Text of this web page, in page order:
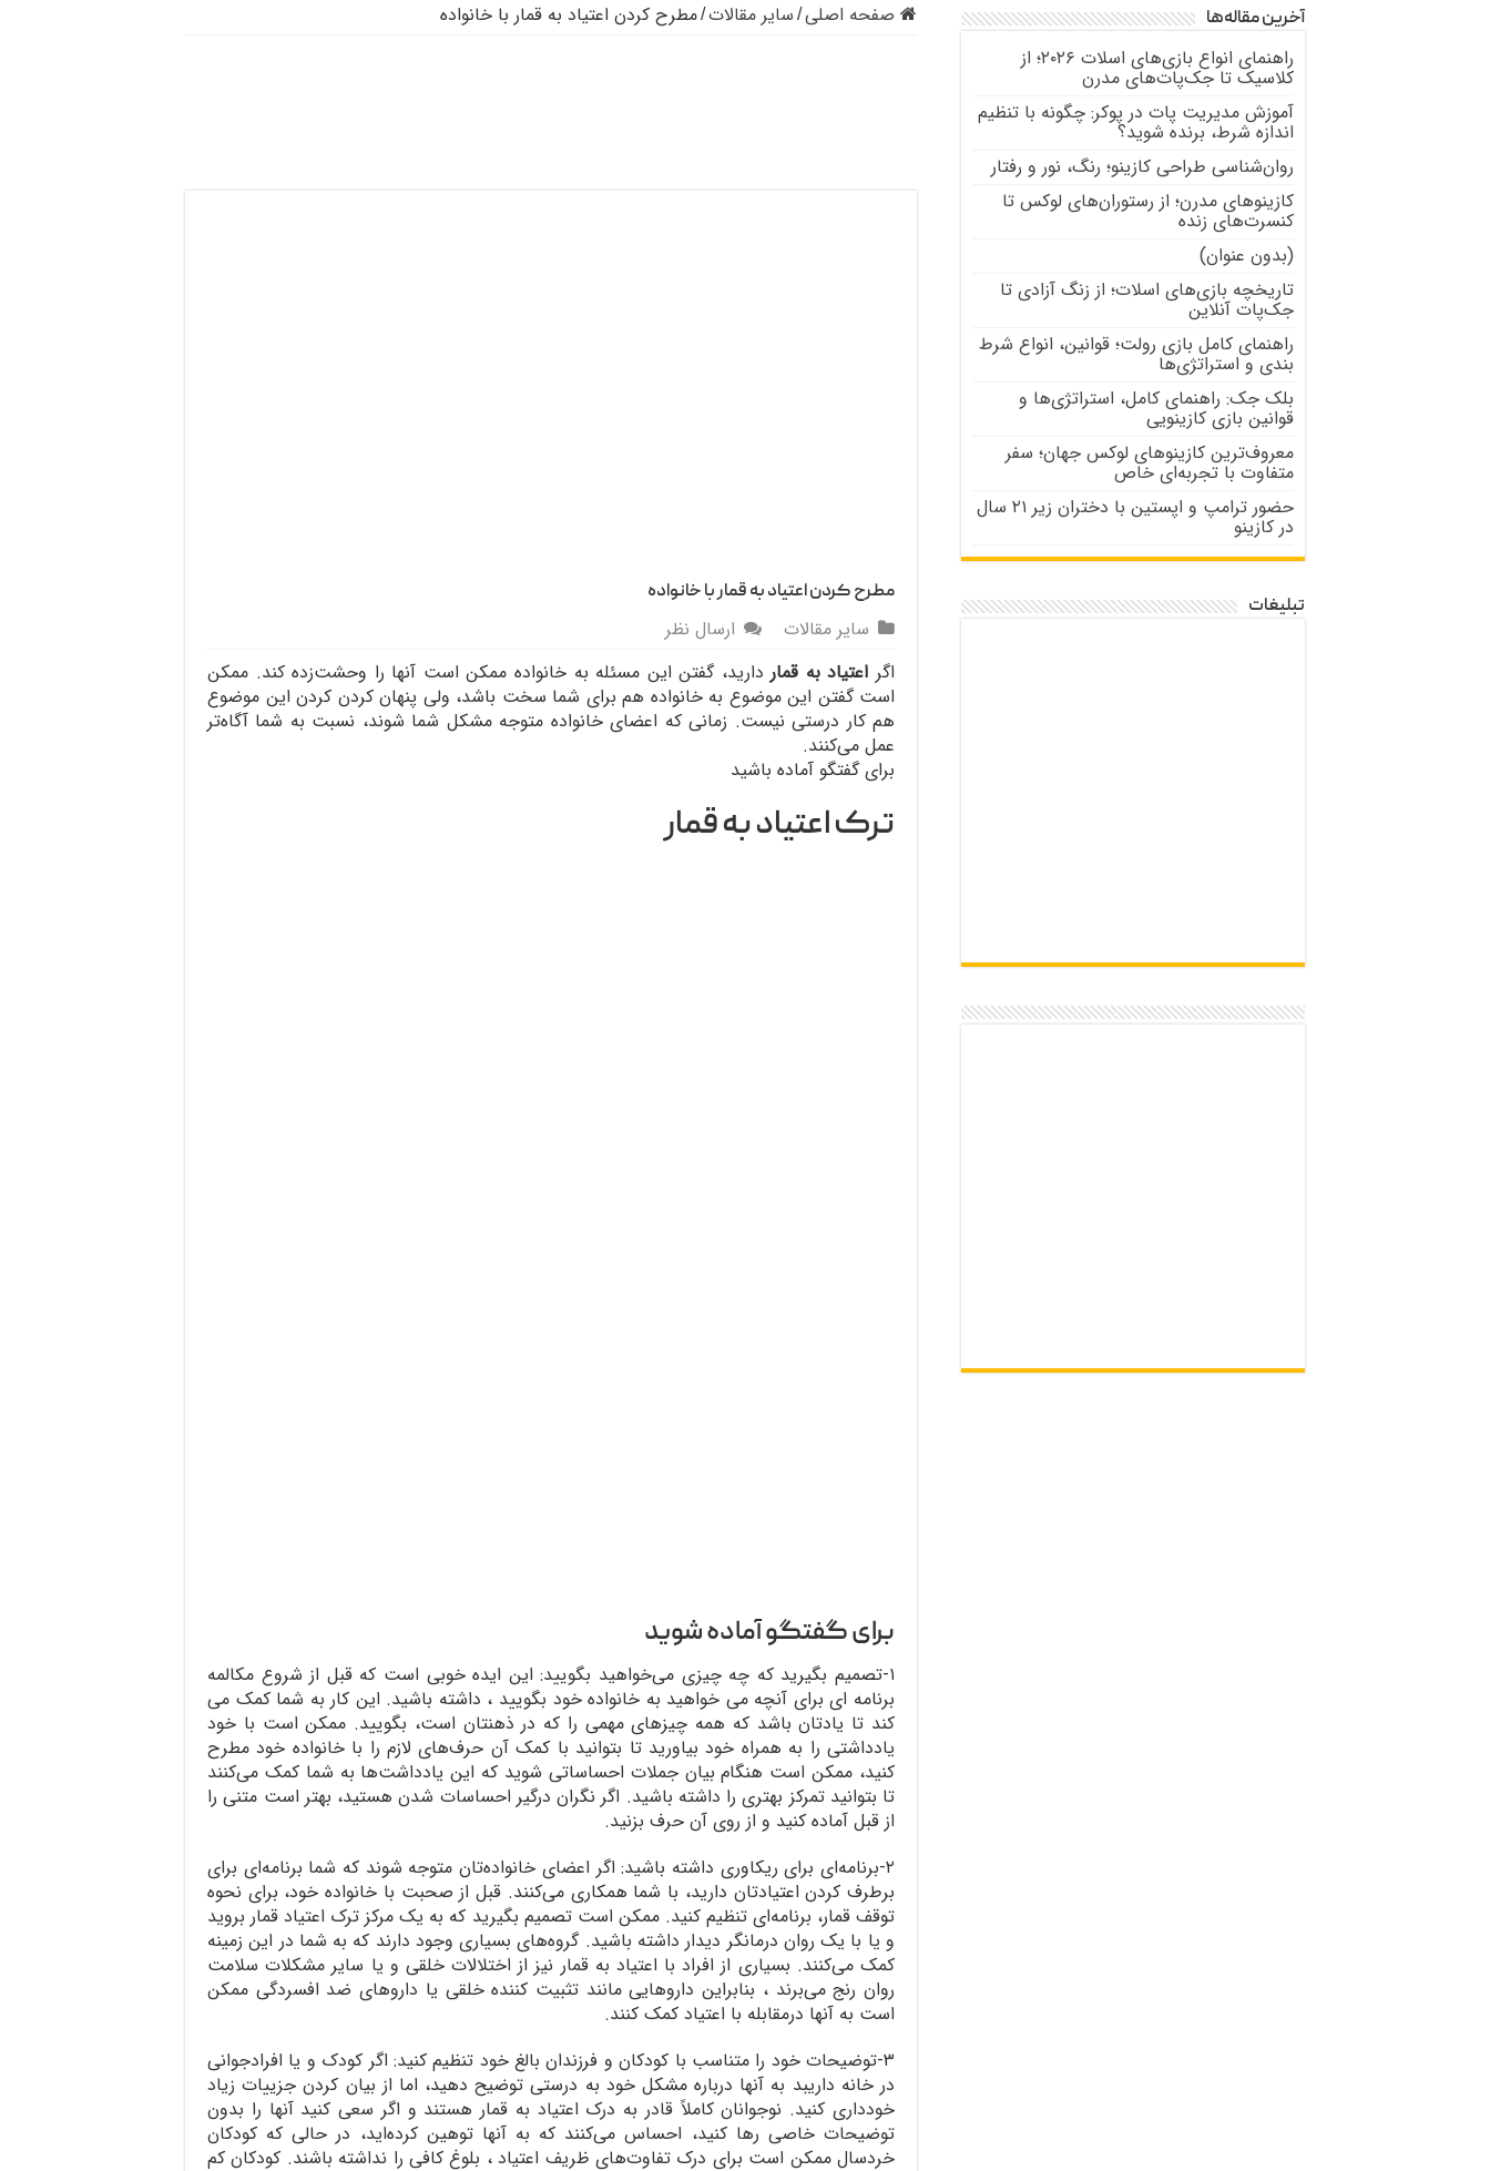
صفحه اصلی/ سایر مقالات/مطرح کردن اعتیاد به قمار با خانواده
مطرح کردن اعتیاد به قمار با خانواده
سایر مقالات
ارسال نظر
اگر اعتیاد به قماردارید، گفتن این مسئله به خانواده ممکن است آنها را وحشت‌زده کند. ممکن
است گفتن این موضوع به خانواده هم برای شما سخت باشد، ولی پنهان کردن کردن این موضوع
هم کار درستی نیست. زمانی که اعضای خانواده متوجه مشکل شما شوند، نسبت به شما آگاه‌تر
عمل می‌کنند.
برای گفتگو آماده باشید
ترک اعتیاد به قمار
برای گفتگو آماده شوید
۱-تصمیم بگیرید که چه چیزی می‌خواهید بگویید: این ایده خوبی است که قبل از شروع مکالمه
برنامه ای برای آنچه می خواهید به خانواده خود بگویید ، داشته باشید. این کار به شما کمک می
کند تا یادتان باشد که همه چیزهای مهمی را که در ذهنتان است، بگویید. ممکن است با خود
یادداشتی را به همراه خود بیاورید تا بتوانید با کمک آن حرف‌های لازم را با خانواده خود مطرح
کنید، ممکن است هنگام بیان جملات احساساتی شوید که این یادداشت‌ها به شما کمک می‌کنند
تا بتوانید تمرکز بهتری را داشته باشید. اگر نگران درگیر احساسات شدن هستید، بهتر است متنی را
از قبل آماده کنید و از روی آن حرف بزنید.
۲-برنامه‌ای برای ریکاوری داشته باشید: اگر اعضای خانواده‌تان متوجه شوند که شما برنامه‌ای برای
برطرف کردن اعتیادتان دارید، با شما همکاری می‌کنند. قبل از صحبت با خانواده خود، برای نحوه
توقف قمار، برنامه‌ای تنظیم کنید. ممکن است تصمیم بگیرید که به یک مرکز ترک اعتیاد قمار بروید
و یا با یک روان درمانگر دیدار داشته باشید. گروه‌های بسیاری وجود دارند که به شما در این زمینه
کمک می‌کنند. بسیاری از افراد با اعتیاد به قمار نیز از اختلالات خلقی و یا سایر مشکلات سلامت
روان رنج می‌برند ، بنابراین داروهایی مانند تثبیت کننده خلقی یا داروهای ضد افسردگی ممکن
است به آنها درمقابله با اعتیاد کمک کنند.
۳-توضیحات خود را متناسب با کودکان و فرزندان بالغ خود تنظیم کنید: اگر کودک و یا افرادجوانی
در خانه داریبد به آنها درباره مشکل خود به درستی توضیح دهید، اما از بیان کردن جزییات زیاد
خودداری کنید. نوجوانان کاملاً قادر به درک اعتیاد به قمار هستند و اگر سعی کنید آنها را بدون
توضیحات خاصی رها کنید، احساس می‌کنند که به آنها توهین کرده‌اید، در حالی که کودکان
خردسال ممکن است برای درک تفاوت‌های ظریف اعتیاد ، بلوغ کافی را نداشته باشند. کودکان کم
آخرین مقاله‌ها
راهنمای انواع بازی‌های اسلات ۲۰۲۶؛ از
کلاسیک تا جک‌پات‌های مدرن
آموزش مدیریت پات در پوکر: چگونه با تنظیم
اندازه شرط، برنده شوید؟
روان‌شناسی طراحی کازینو؛ رنگ، نور و رفتار
کازینوهای مدرن؛ از رستوران‌های لوکس تا
کنسرت‌های زنده
(بدون عنوان)
تاریخچه بازی‌های اسلات؛ از زنگ آزادی تا
جک‌پات‌ آنلاین
راهنمای کامل بازی رولت؛ قوانین، انواع شرط
بندی و استراتژی‌ها
بلک جک: راهنمای کامل، استراتژی‌ها و
قوانین بازی کازینویی
معروف‌ترین کازینوهای لوکس جهان؛ سفر
متفاوت با تجربه‌ای خاص
حضور ترامپ و اپستین با دختران زیر ۲۱ سال
در کازینو
تبلیغات